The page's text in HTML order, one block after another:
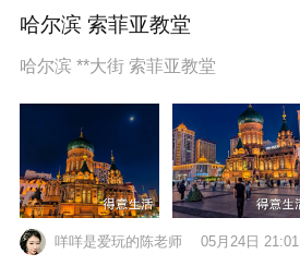
哈尔滨 索菲亚教堂
哈尔滨 **大街 索菲亚教堂
咩咩是爱玩的陈老师 05月24日 21:01